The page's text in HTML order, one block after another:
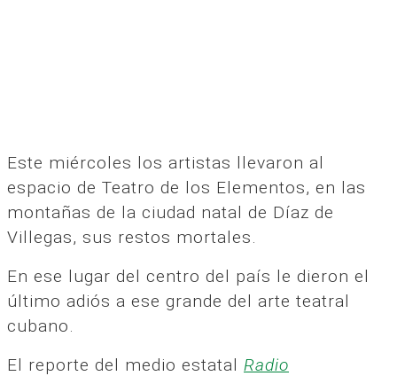
Este miércoles los artistas llevaron al
espacio de Teatro de los Elementos, en las
montañas de la ciudad natal de Díaz de
Villegas, sus restos mortales.
En ese lugar del centro del país le dieron el
último adiós a ese grande del arte teatral
cubano.
El reporte del medio estatal Radio